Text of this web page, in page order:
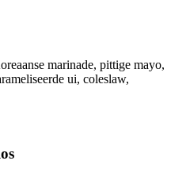
marinade, pittige mayo,
ui, coleslaw,